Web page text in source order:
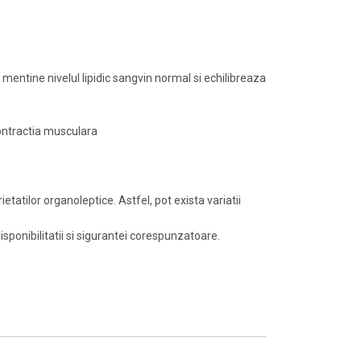
nivelul lipidic sangvin normal si echilibreaza
musculara
organoleptice. Astfel, pot exista variatii
si sigurantei corespunzatoare.